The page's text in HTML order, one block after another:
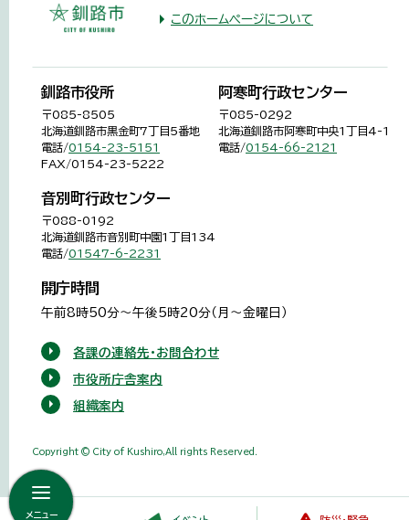
メニュー
このホームページについて
釧路市役所
〒085-8505
北海道釧路市黒金町7丁目5番地
電話/0154-23-5151
FAX/0154-23-5222
阿寒町行政センター
〒085-0292
北海道釧路市阿寒町中央1丁目4-1
電話/0154-66-2121
音別町行政センター
〒088-0192
北海道釧路市音別町中園1丁目134
電話/01547-6-2231
開庁時間
午前8時50分～午後5時20分（月～金曜日）
各課の連絡先・お問合わせ
市役所庁舎案内
組織案内
Copyright © City of Kushiro,All rights Reserved.